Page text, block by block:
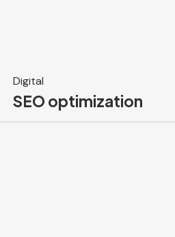
Digital
SEO optimization